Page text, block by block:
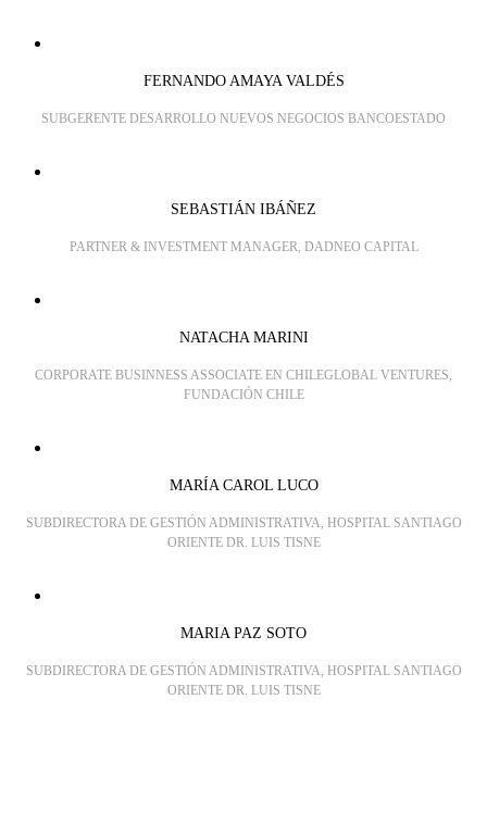
FERNANDO AMAYA VALDÉS
SUBGERENTE DESARROLLO NUEVOS NEGOCIOS BANCOESTADO
SEBASTIÁN IBÁÑEZ
PARTNER & INVESTMENT MANAGER, DADNEO CAPITAL
NATACHA MARINI
CORPORATE BUSINNESS ASSOCIATE EN CHILEGLOBAL VENTURES,
FUNDACIÓN CHILE
MARÍA CAROL LUCO
SUBDIRECTORA DE GESTIÓN ADMINISTRATIVA, HOSPITAL SANTIAGO
ORIENTE DR. LUIS TISNE
MARIA PAZ SOTO
SUBDIRECTORA DE GESTIÓN ADMINISTRATIVA, HOSPITAL SANTIAGO
ORIENTE DR. LUIS TISNE